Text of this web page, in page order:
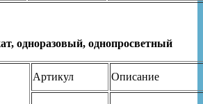
одноразовый, однопросветный
Артикул Описание